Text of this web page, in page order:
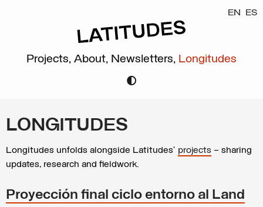
EN ES
Projects, About, Newsletters, Longitudes
LONGITUDES
Longitudes unfolds alongside Latitudes’ projects – sharing
updates, research and fieldwork.
Proyección final ciclo entorno al Land